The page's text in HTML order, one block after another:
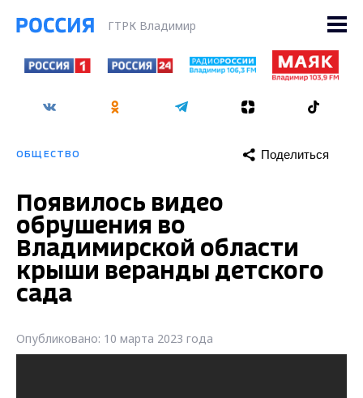
ГТРК Владимир
ОБЩЕСТВО Поделиться
Появилось видео
обрушения во
Владимирской области
крыши веранды детского
сада
Опубликовано: 10 марта 2023 года